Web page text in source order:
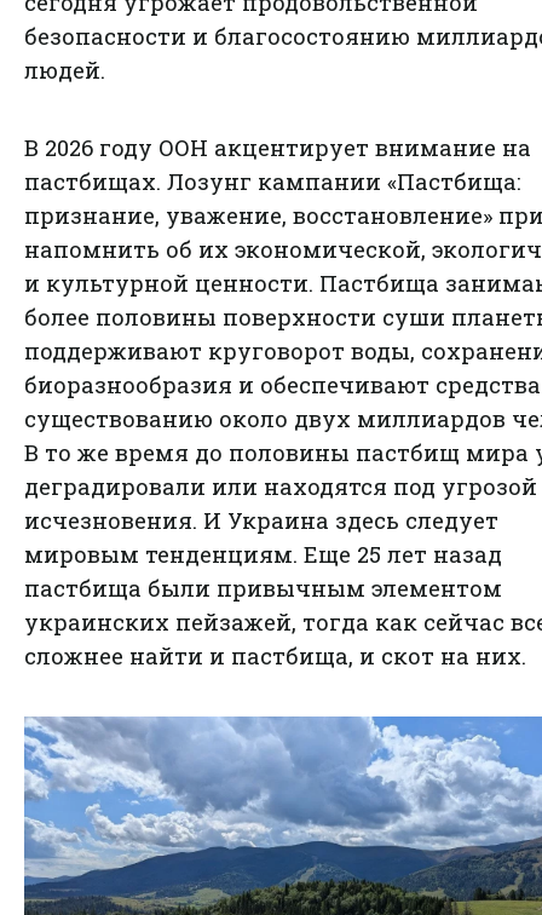
безопасности и благосостоянию
людей.
В 2026 году ООН акцентирует внимание на
пастбищах. Лозунг кампании «Пастбища:
признание, уважение, восстановление»
напомнить об их экономической,
и культурной ценности. Пастбища
более половины поверхности суши
поддерживают круговорот воды,
биоразнообразия и обеспечивают
существованию около двух миллиардов
В то же время до половины пастбищ мира
деградировали или находятся под угрозой
исчезновения. И Украина здесь следует
мировым тенденциям. Еще 25 лет назад
пастбища были привычным элементом
украинских пейзажей, тогда как сейчас
сложнее найти и пастбища, и скот на них.